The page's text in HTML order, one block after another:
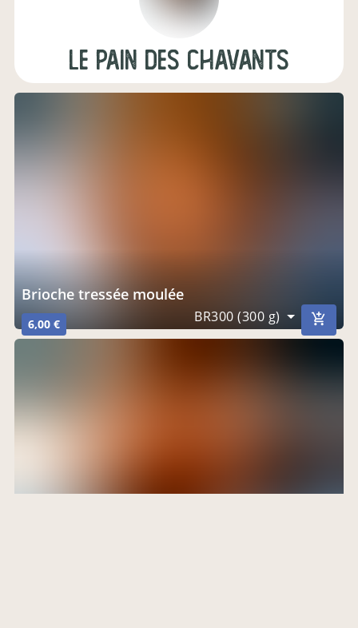
Le pain des Chavants
Brioche tressée moulée
6,00 € BR300 (300 g)